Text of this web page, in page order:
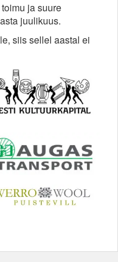
ja suure
juulikuus.
siis sellel aastal ei